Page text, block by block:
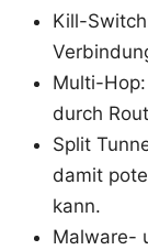
Kill-
Multi-
durch
Split
damit
kann.
Malware-